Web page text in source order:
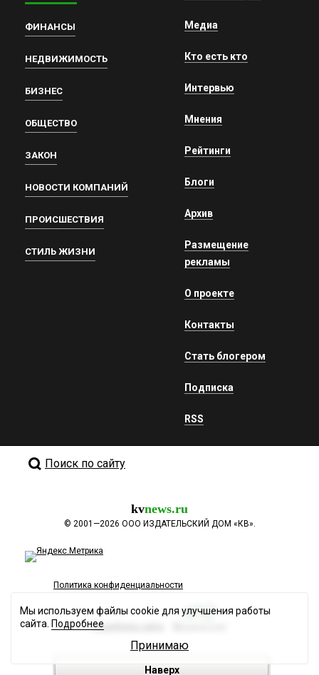
ФИНАНСЫ
НЕДВИЖИМОСТЬ
БИЗНЕС
ОБЩЕСТВО
ЗАКОН
НОВОСТИ КОМПАНИЙ
ПРОИСШЕСТВИЯ
СТИЛЬ ЖИЗНИ
Медиа
Кто есть кто
Интервью
Мнения
Рейтинги
Блоги
Архив
Размещение
рекламы
О проекте
Контакты
Стать блогером
Подписка
RSS
Поиск по сайту
kvnews.ru
© 2001—2026 ООО ИЗДАТЕЛЬСКИЙ ДОМ «КВ».
Политика конфиденциальности
Разработка сайта
Наверх
Мы используем файлы cookie для улучшения работы
сайта. Подробнее
Принимаю